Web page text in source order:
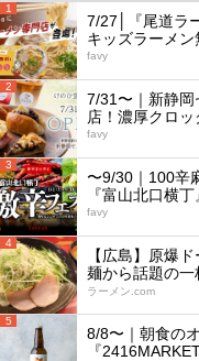
1
7/27│『尾道ラ
キッズラーメ
favy
2
7/31〜｜新静岡
店！濃厚クロ
favy
3
〜9/30｜100辛
『富山北口横
favy
4
【広島】原爆
麺から話題の一
ラーメン.com
5
8/8〜｜朝食の
『